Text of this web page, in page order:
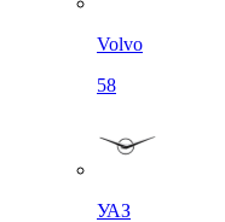
Volvo
58
УАЗ